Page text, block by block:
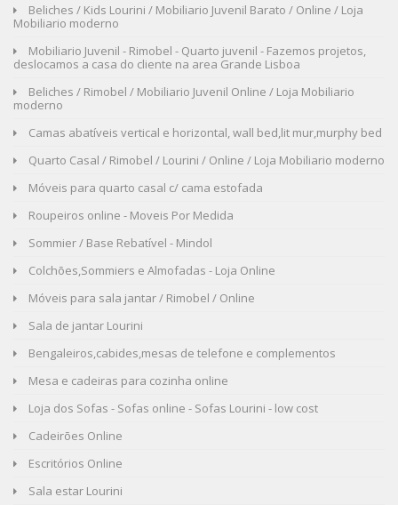
Beliches / Kids Lourini / Mobiliario Juvenil Barato / Online / Loja
Mobiliario moderno
Mobiliario Juvenil - Rimobel - Quarto juvenil - Fazemos projetos,
deslocamos a casa do cliente na area Grande Lisboa
Beliches / Rimobel / Mobiliario Juvenil Online / Loja Mobiliario
moderno
Camas abatíveis vertical e horizontal, wall bed,lit mur,murphy bed
Quarto Casal / Rimobel / Lourini / Online / Loja Mobiliario moderno
Móveis para quarto casal c/ cama estofada
Roupeiros online - Moveis Por Medida
Sommier / Base Rebatível - Mindol
Colchões,Sommiers e Almofadas - Loja Online
Móveis para sala jantar / Rimobel / Online
Sala de jantar Lourini
Bengaleiros,cabides,mesas de telefone e complementos
Mesa e cadeiras para cozinha online
Loja dos Sofas - Sofas online - Sofas Lourini - low cost
Cadeirões Online
Escritórios Online
Sala estar Lourini